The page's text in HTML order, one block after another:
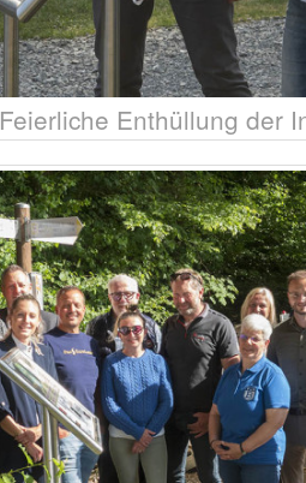
Feierliche Enthüllung der